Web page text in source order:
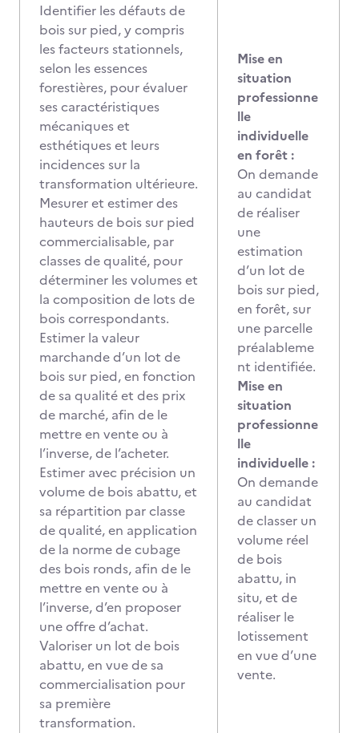
Identifier les défauts de
bois sur pied, y compris
les facteurs stationnels,
selon les essences
forestières, pour évaluer
ses caractéristiques
mécaniques et
esthétiques et leurs
incidences sur la
transformation ultérieure.
Mesurer et estimer des
hauteurs de bois sur pied
commercialisable, par
classes de qualité, pour
déterminer les volumes et
la composition de lots de
bois correspondants.
Estimer la valeur
marchande d’un lot de
bois sur pied, en fonction
de sa qualité et des prix
de marché, afin de le
mettre en vente ou à
l’inverse, de l’acheter.
Estimer avec précision un
volume de bois abattu, et
sa répartition par classe
de qualité, en application
de la norme de cubage
des bois ronds, afin de le
mettre en vente ou à
l’inverse, d’en proposer
une offre d’achat.
Valoriser un lot de bois
abattu, en vue de sa
commercialisation pour
sa première
transformation.
Mise en
situation
professionne
lle
individuelle
en forêt :
On demande
au candidat
de réaliser
une
estimation
d’un lot de
bois sur pied,
en forêt, sur
une parcelle
préalableme
nt identifiée.
Mise en
situation
professionne
lle
individuelle :
On demande
au candidat
de classer un
volume réel
de bois
abattu, in
situ, et de
réaliser le
lotissement
en vue d’une
vente.